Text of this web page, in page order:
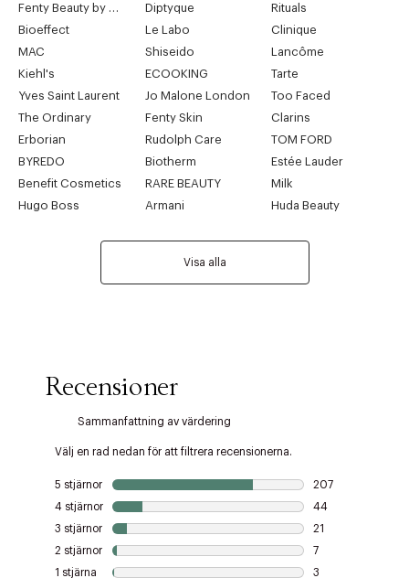
Diptyque
Rituals
Bioeffect
Le Labo
Clinique
MAC
Shiseido
Lancôme
Kiehl's
ECOOKING
Tarte
Yves Saint Laurent
Jo Malone London
Too Faced
The Ordinary
Fenty Skin
Clarins
Erborian
Rudolph Care
TOM FORD
BYREDO
Biotherm
Estée Lauder
Benefit Cosmetics
RARE BEAUTY
Milk
Hugo Boss
Armani Huda Beauty
Visa alla